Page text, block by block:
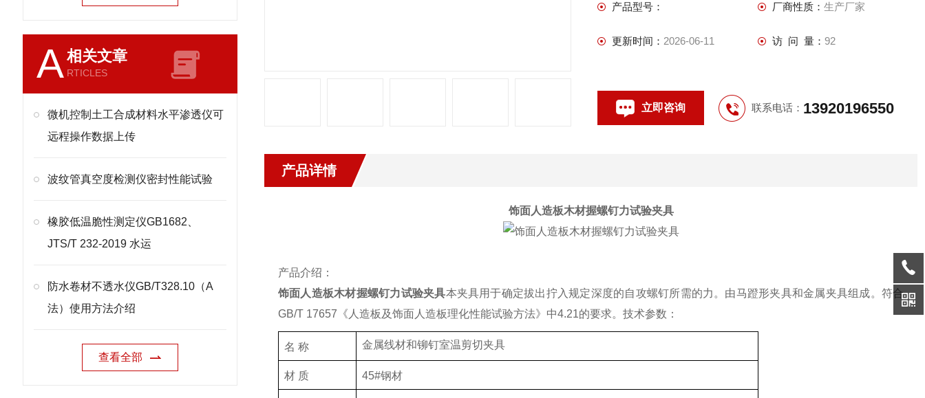
A相关文章
RTICLES
微机控制土工合成材料水平渗透仪可
远程操作数据上传
波纹管真空度检测仪密封性能试验
橡胶低温脆性测定仪GB1682、
JTS/T 232-2019 水运
防水卷材不透水仪GB/T328.10（A
法）使用方法介绍
查看全部
产品型号： 厂商性质： 生产厂家
更新时间： 2026-06-11 访 问 量： 92
立即咨询 联系电话： 13920196550
产品详情
饰面人造板木材握螺钉力试验夹具
产品介绍：
饰面人造板木材握螺钉力试验夹具本夹具用于确定拔出拧入规定深度的自攻螺钉所需的力。由马蹬形夹具和金属夹具组成。符合
GB/T 17657 《人造板及饰面人造板理化性能试验方法》中4.21的要求。技术参数：
名 称 金属线材和铆钉室温剪切夹具
材 质 45#钢材